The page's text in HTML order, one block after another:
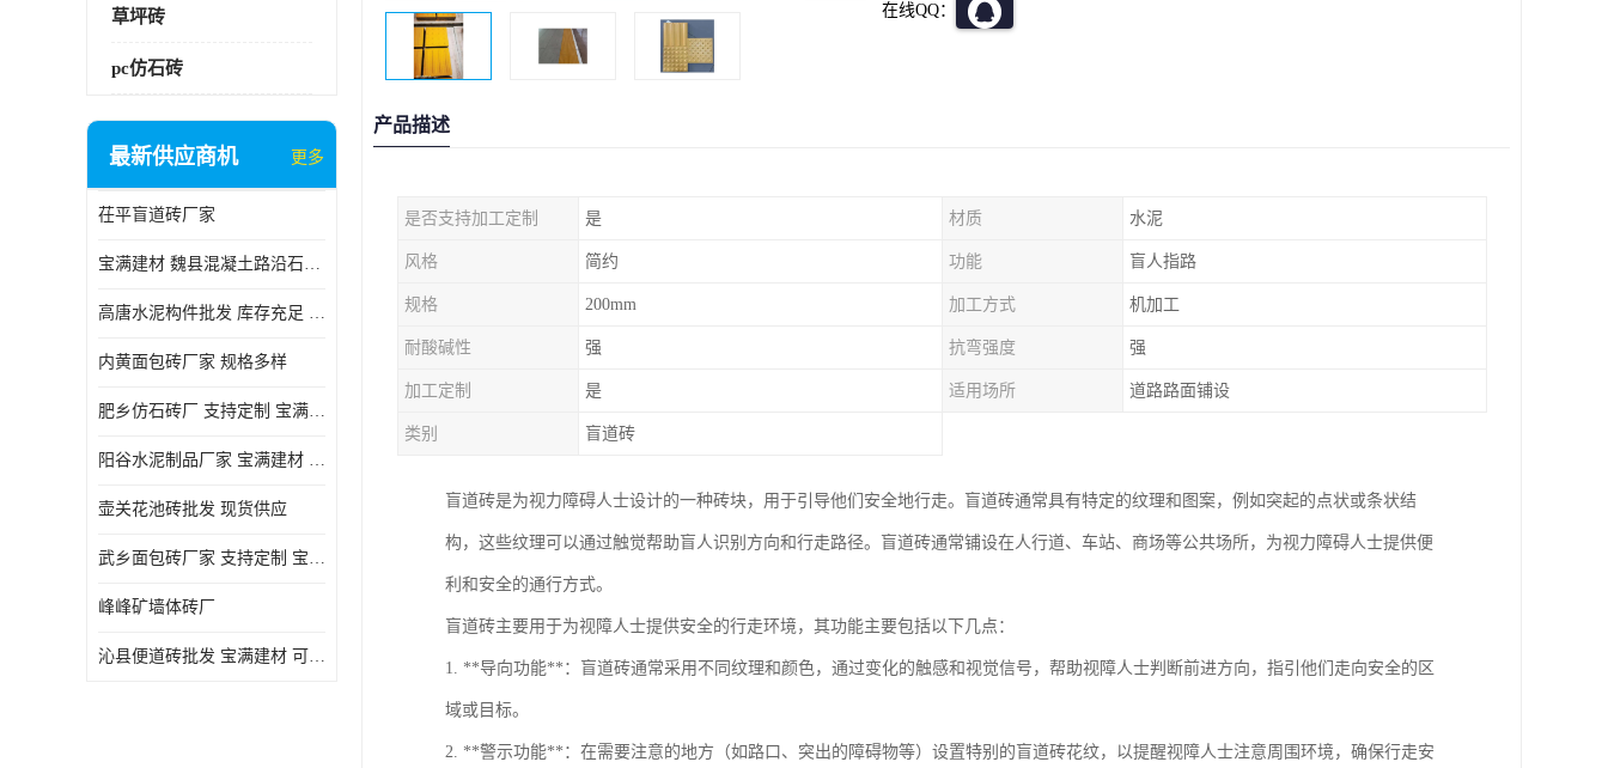
草坪砖
pc仿石砖
最新供应商机 更多
茌平盲道砖厂家
宝满建材 魏县混凝土路沿石批发
高唐水泥构件批发 库存充足 宝满建材
内黄面包砖厂家 规格多样
肥乡仿石砖厂 支持定制 宝满建材
‌阳谷水泥制品厂家 宝满建材 支持定制
壶关花池砖批发 现货供应
武乡面包砖厂家 支持定制 宝满建材
峰峰矿墙体砖厂
沁县便道砖批发 宝满建材 可定制
在线QQ：
产品描述
是否支持加工定制 是 材质 水泥
风格 简约 功能 盲人指路
规格 200mm 加工方式 机加工
耐酸碱性 强 抗弯强度 强
加工定制 是 适用场所 道路路面铺设
类别 盲道砖
盲道砖是为视力障碍人士设计的一种砖块，用于引导他们安全地行走。盲道砖通常具有特定的纹理和图案，例如突起的点状或条状结
构，这些纹理可以通过触觉帮助盲人识别方向和行走路径。盲道砖通常铺设在人行道、车站、商场等公共场所，为视力障碍人士提供便
利和安全的通行方式。
盲道砖主要用于为视障人士提供安全的行走环境，其功能主要包括以下几点：
1. **导向功能**：盲道砖通常采用不同纹理和颜色，通过变化的触感和视觉信号，帮助视障人士判断前进方向，指引他们走向安全的区
域或目标。
2. **警示功能**：在需要注意的地方（如路口、突出的障碍物等）设置特别的盲道砖花纹，以提醒视障人士注意周围环境，确保行走安